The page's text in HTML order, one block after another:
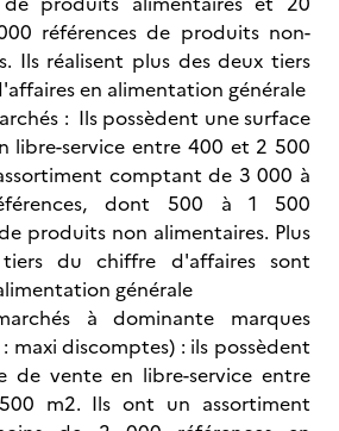
références de produits non-
Ils réalisent plus des deux tiers
en alimentation générale
: Ils possèdent une surface
libre-service entre 400 et 2 500
comptant de 3 000 à
dont 500 à 1 500
produits non alimentaires. Plus
du chiffre d'affaires sont
générale
à dominante marques
maxi discomptes) : ils possèdent
de vente en libre-service entre
m2. Ils ont un assortiment